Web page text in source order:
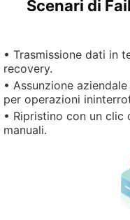
Scenari di
• Trasmissione dati in
recovery.
• Assunzione
per operazioni
• Ripristino con un
manuali.